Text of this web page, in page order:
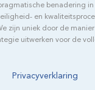
benadering
en
zijn uniek door de
uitwerken voor de
Privacyverklaring